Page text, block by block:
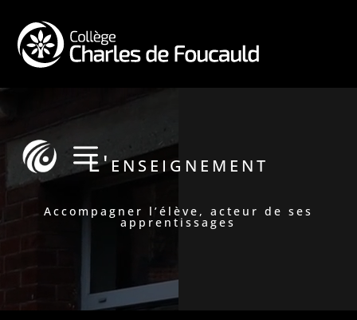
aL'enseignement
Accompagner l’élève, acteur de ses
apprentissages